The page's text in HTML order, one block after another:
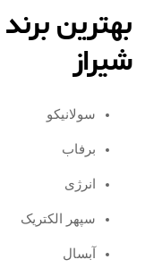
بهترین
شیراز
سولانیکو
برفاب
انرژی
سپهر الکتریک
آبسال